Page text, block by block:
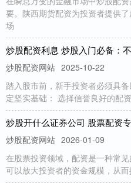
要。陕西期货配资为投资者提供
场
炒股配资利息 炒股入门必备：
炒股配资网站 2025-10-22
踏入股市前，新手投资者必须具
定坚实基础： 选择信誉良好的配
炒股开什么证券公司 股票配资
炒股配资网站 2026-01-09
在股票投资领域，配资是一种常
可以放大投资者的资金规模，从